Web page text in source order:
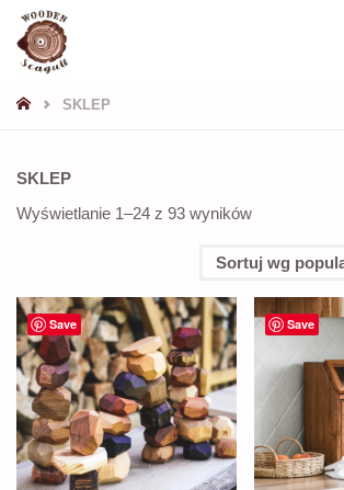
STRONA
SKLEP
SKLEP
Wyświetlanie 1–24 z 93 wynikówPosortowane
popularności
Save Save